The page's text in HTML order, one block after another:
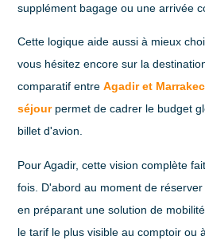
supplément bagage ou une arrivée
Cette logique aide aussi à mieux
vous hésitez encore sur la
comparatif entreAgadir et
séjourpermet de cadrer le budget
billet d'avion.
Pour Agadir, cette vision complète
fois. D'abord au moment de
en préparant une solution de
le tarif le plus visible au comptoir ou